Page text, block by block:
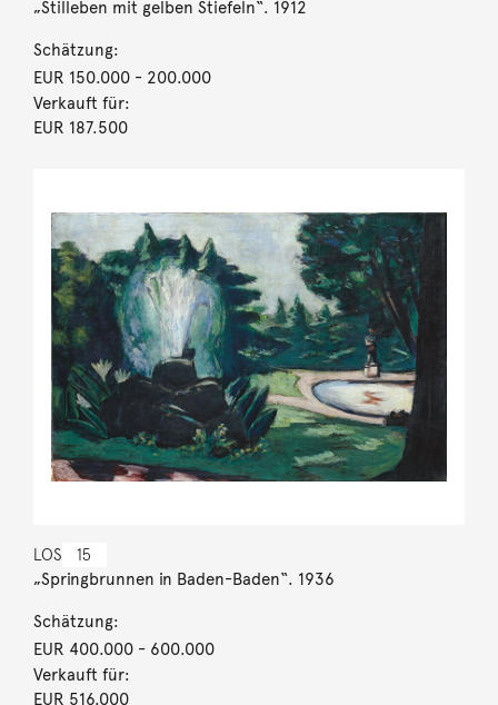
„Stilleben mit gelben Stiefeln“. 1912
Schätzung:
EUR 150.000- 200.000
Verkauft für:
EUR 187.500
LOS 15
„Springbrunnen in Baden-Baden“. 1936
Schätzung:
EUR 400.000- 600.000
Verkauft für:
EUR 516.000